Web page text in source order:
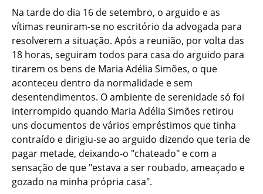
Na tarde do dia 16 de setembro, o arguido e as
vítimas reuniram-se no escritório da advogada para
resolverem a situação. Após a reunião, por volta das
18 horas, seguiram todos para casa do arguido para
tirarem os bens de Maria Adélia Simões, o que
aconteceu dentro da normalidade e sem
desentendimentos. O ambiente de serenidade só foi
interrompido quando Maria Adélia Simões retirou
uns documentos de vários empréstimos que tinha
contraído e dirigiu-se ao arguido dizendo que teria de
pagar metade, deixando-o "chateado" e com a
sensação de que "estava a ser roubado, ameaçado e
gozado na minha própria casa".